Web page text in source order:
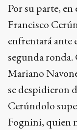
Por su parte,
Francisco
enfrentará ante
segunda
Mariano
se despidieron
Cerúndolo
Fognini, quien